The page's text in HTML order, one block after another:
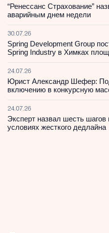
“Ренессанс Страхование”
аварийным днем недели
30.07.26
Spring Development Group
Spring Industry в Химках
24.07.26
Юрист Александр Шефер:
включению в конкурсную
24.07.26
Эксперт назвал шесть шагов
условиях жесткого дедлайна